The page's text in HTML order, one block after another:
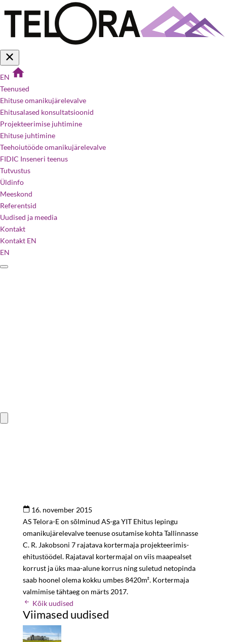
EN
Teenused
Ehituse omanikujärelevalve
Ehitusalased konsultatsioonid
Projekteerimise juhtimine
Ehituse juhtimine
Teehoiutööde omanikujärelevalve
FIDIC Inseneri teenus
Tutvustus
Üldinfo
Meeskond
Referentsid
Uudised ja meedia
Kontakt
Kontakt EN
EN
16. november 2015
AS Telora-E on sõlminud AS-ga YIT Ehitus lepingu
omanikujärelevalve teenuse osutamise kohta Tallinnasse
C. R. Jakobsoni 7 rajatava kortermaja projekteerimis-
ehitustöödel. Rajataval kortermajal on viis maapealset
korrust ja üks maa-alune korrus ning suletud netopinda
saab hoonel olema kokku umbes 8420m². Kortermaja
valmimise tähtaeg on märts 2017.
Kõik uudised
Viimased uudised